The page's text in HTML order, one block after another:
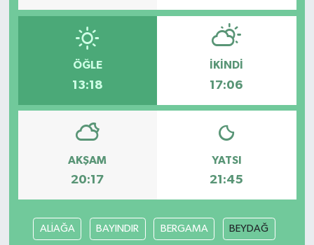
ÖĞLE
13:18
İKINDI
17:06
AKŞAM
20:17
YATSI
21:45
ALİAĞA BAYINDIR BERGAMA BEYDAĞ
Turizm